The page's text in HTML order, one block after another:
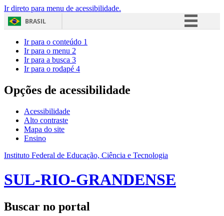
Ir direto para menu de acessibilidade.
BRASIL
Acesso à informação
Ir para o conteúdo 1
Ir para o menu 2
Ir para a busca 3
Ir para o rodapé 4
Opções de acessibilidade
Acessibilidade
Alto contraste
Mapa do site
Ensino
Instituto Federal de Educação, Ciência e Tecnologia
SUL-RIO-GRANDENSE
Buscar no portal